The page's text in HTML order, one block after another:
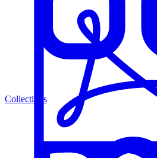
Collections